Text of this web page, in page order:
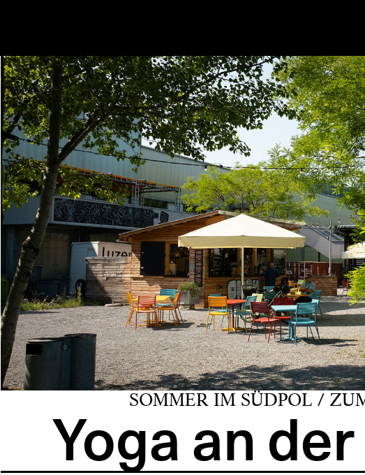
SOMMER IM SÜDPOL /
Yoga an